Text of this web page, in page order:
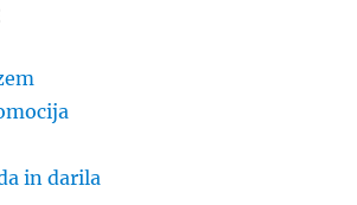
in darila